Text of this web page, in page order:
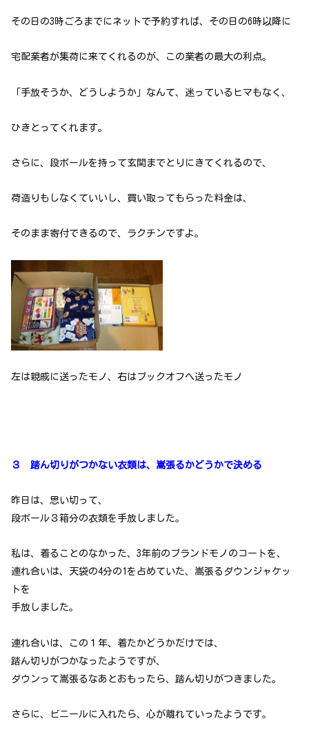
その日の3時ごろまでにネットで予約すれば、その日の6時以降に
宅配業者が集荷に来てくれるのが、この業者の最大の利点。
「手放そうか、どうしようか」なんて、迷っているヒマもなく、
ひきとってくれます。
さらに、段ボールを持って玄関までとりにきてくれるので、
荷造りもしなくていいし、買い取ってもらった料金は、
そのまま寄付できるので、ラクチンですよ。
左は親戚に送ったモノ、右はブックオフへ送ったモノ
３ 踏ん切りがつかない衣類は、嵩張るかどうかで決める
昨日は、思い切って、
段ボール３箱分の衣類を手放しました。
私は、着ることのなかった、3年前のブランドモノのコートを、
連れ合いは、天袋の4分の1を占めていた、嵩張るダウンジャケッ
トを
手放しました。
連れ合いは、この１年、着たかどうかだけでは、
踏ん切りがつかなったようですが、
ダウンって嵩張るなあとおもったら、踏ん切りがつきました。
さらに、ビニールに入れたら、心が離れていったようです。